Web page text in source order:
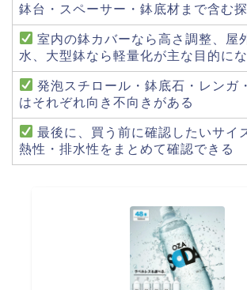
鉢台・スペーサー・鉢底材まで含む
室内の鉢カバーなら高さ調整、屋
水、大型鉢なら軽量化が主な目的に
発泡スチロール・鉢底石・レンガ
はそれぞれ向き不向きがある
最後に、買う前に確認したいサイ
熱性・排水性をまとめて確認できる